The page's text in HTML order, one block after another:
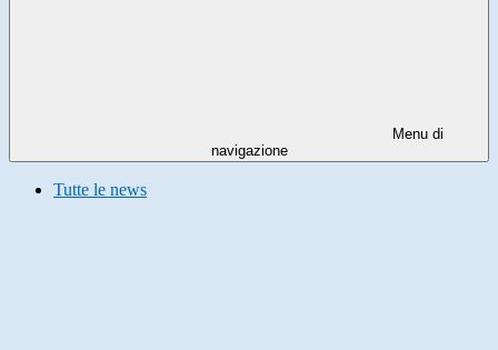
Menu di
navigazione
Tutte le news